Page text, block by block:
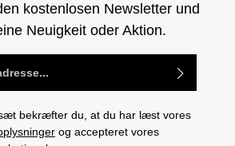
kostenlosen Newsletter und
Neuigkeit oder Aktion.
bekræfter du, at du har læst vores
og accepteret vores